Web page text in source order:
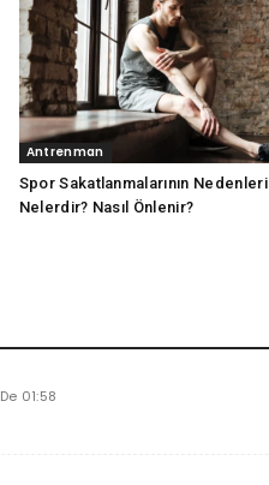
Antrenman
Spor Sakatlanmalarının Nedenleri
Nelerdir? Nasıl Önlenir?
01:58